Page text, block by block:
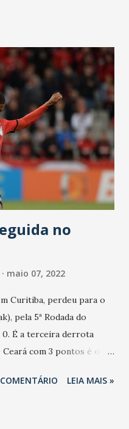
Silva-Caio Rocha-
1x0 - Ademir Sousa-Hélio
Erialdo Costa - JP
Gomes-Osmar
Cláudio Régis-Bi Viana-
Iran Adriano-Ricardo
Marcos Varela.
4x1 - Marconi Alves.
no
maio 07, 2022
Curitiba, perdeu para o
pela 5ª Rodada do
0. É a terceira derrota
com 3 pontos é o
três minutos doLEIA MAIS »